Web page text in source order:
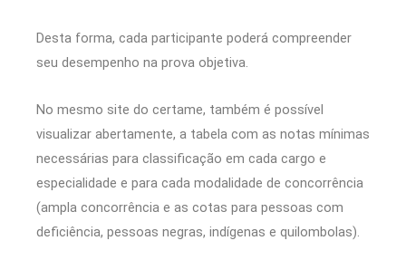
Desta forma, cada participante poderá compreender
seu desempenho na prova objetiva.
No mesmo site do certame, também é possível
visualizar abertamente, a tabela com as notas mínimas
necessárias para classificação em cada cargo e
especialidade e para cada modalidade de concorrência
(ampla concorrência e as cotas para pessoas com
deficiência, pessoas negras, indígenas e quilombolas).